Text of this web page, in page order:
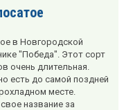
в Новгородской
"Победа". Этот сорт
очень длительная.
есть до самой поздней
месте.
название за